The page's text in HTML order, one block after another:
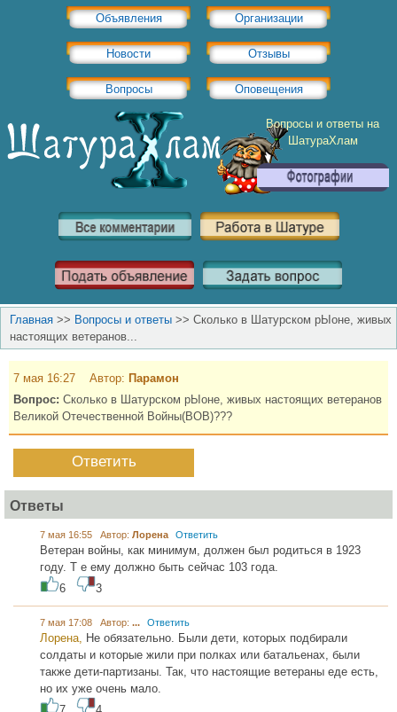
Объявления Организации
Новости Отзывы
Вопросы Оповещения
Вопросы и ответы на
ШатураХлам
Главная >> Вопросы и ответы >> Сколько в Шатурском рЫоне, живых
настоящих ветеранов...
7 мая 16:27 Автор: Парамон
Вопрос: Сколько в Шатурском рЫоне, живых настоящих ветеранов
Великой Отечественной Войны(ВОВ)???
Ответить
Ответы
7 мая 16:55 Автор: Лорена Ответить
Ветеран войны, как минимум, должен был родиться в 1923
году. Т е ему должно быть сейчас 103 года.
6
3
7 мая 17:08 Автор: ... Ответить
Лорена, Не обязательно. Были дети, которых подбирали
солдаты и которые жили при полках или батальенах, были
также дети-партизаны. Так, что настоящие ветераны еде есть,
но их уже очень мало.